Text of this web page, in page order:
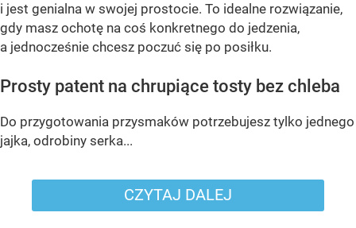
i jest genialna w swojej prostocie. To idealne rozwiązanie,
gdy masz ochotę na coś konkretnego do jedzenia,
a jednocześnie chcesz poczuć się po posiłku.
Prosty patent na chrupiące tosty bez chleba
Do przygotowania przysmaków potrzebujesz tylko jednego
jajka, odrobiny serka...
CZYTAJ DALEJ